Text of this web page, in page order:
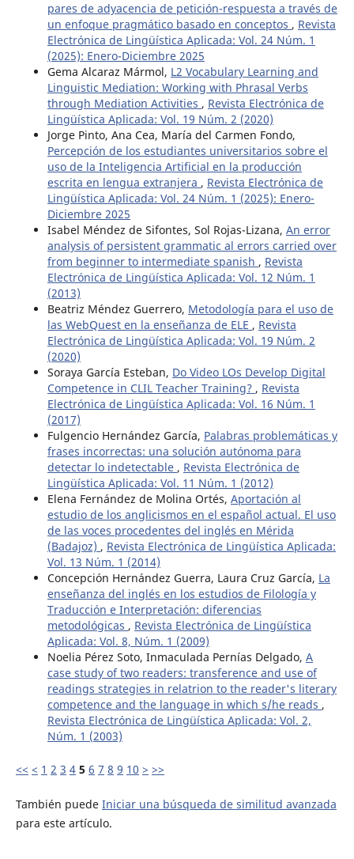
pares de adyacencia de petición-respuesta a través de
un enfoque pragmático basado en conceptos , Revista
Electrónica de Lingüística Aplicada: Vol. 24 Núm. 1
(2025): Enero-Diciembre 2025
Gema Alcaraz Mármol, L2 Vocabulary Learning and
Linguistic Mediation: Working with Phrasal Verbs
through Mediation Activities , Revista Electrónica de
Lingüística Aplicada: Vol. 19 Núm. 2 (2020)
Jorge Pinto, Ana Cea, María del Carmen Fondo,
Percepción de los estudiantes universitarios sobre el
uso de la Inteligencia Artificial en la producción
escrita en lengua extranjera , Revista Electrónica de
Lingüística Aplicada: Vol. 24 Núm. 1 (2025): Enero-
Diciembre 2025
Isabel Méndez de Sifontes, Sol Rojas-Lizana, An error
analysis of persistent grammatic al errors carried over
from beginner to intermediate spanish , Revista
Electrónica de Lingüística Aplicada: Vol. 12 Núm. 1
(2013)
Beatriz Méndez Guerrero, Metodología para el uso de
las WebQuest en la enseñanza de ELE , Revista
Electrónica de Lingüística Aplicada: Vol. 19 Núm. 2
(2020)
Soraya García Esteban, Do Video LOs Develop Digital
Competence in CLIL Teacher Training? , Revista
Electrónica de Lingüística Aplicada: Vol. 16 Núm. 1
(2017)
Fulgencio Hernández García, Palabras problemáticas y
frases incorrectas: una solución autónoma para
detectar lo indetectable , Revista Electrónica de
Lingüística Aplicada: Vol. 11 Núm. 1 (2012)
Elena Fernández de Molina Ortés, Aportación al
estudio de los anglicismos en el español actual. El uso
de las voces procedentes del inglés en Mérida
(Badajoz) , Revista Electrónica de Lingüística Aplicada:
Vol. 13 Núm. 1 (2014)
Concepción Hernández Guerra, Laura Cruz García, La
enseñanza del inglés en los estudios de Filología y
Traducción e Interpretación: diferencias
metodológicas , Revista Electrónica de Lingüística
Aplicada: Vol. 8, Núm. 1 (2009)
Noelia Pérez Soto, Inmaculada Pernías Delgado, A
case study of two readers: transference and use of
readings strategies in relatrion to the reader's literary
competence and the language in which s/he reads ,
Revista Electrónica de Lingüística Aplicada: Vol. 2,
Núm. 1 (2003)
<< < 1 2 3 4 5 6 7 8 9 10 > >>
También puede Iniciar una búsqueda de similitud avanzada
para este artículo.